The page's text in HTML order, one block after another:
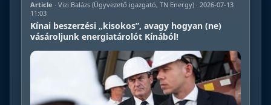
Article · Vizi Balázs (Ügyvezető igazgató, TN Energy) · 2026-07-13
11:03
Kínai beszerzési „kisokos”, avagy hogyan (ne)
vásároljunk energiatárolót Kínából!